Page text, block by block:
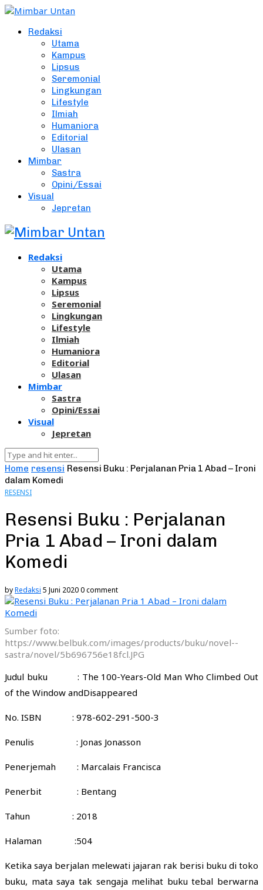
Redaksi
Utama
Kampus
Lipsus
Seremonial
Lingkungan
Lifestyle
Ilmiah
Humaniora
Editorial
Ulasan
Mimbar
Sastra
Opini/Essai
Visual
Jepretan
Redaksi
Utama
Kampus
Lipsus
Seremonial
Lingkungan
Lifestyle
Ilmiah
Humaniora
Editorial
Ulasan
Mimbar
Sastra
Opini/Essai
Visual
Jepretan
Home resensi Resensi Buku : Perjalanan Pria 1 Abad – Ironi
dalam Komedi
RESENSI
Resensi Buku : Perjalanan
Pria 1 Abad – Ironi dalam
Komedi
byRedaksi 5 Juni 20200 comment
Sumber foto:
https://www.belbuk.com/images/products/buku/novel--
sastra/novel/5b696756e18fcl.JPG
Judul buku : The 100-Years-Old Man Who Climbed Out
of the Window andDisappeared
No. ISBN : 978-602-291-500-3
Penulis : Jonas Jonasson
Penerjemah : Marcalais Francisca
Penerbit : Bentang
Tahun : 2018
Halaman :504
Ketika saya berjalan melewati jajaran rak berisi buku di toko
buku, mata saya tak sengaja melihat buku tebal berwarna